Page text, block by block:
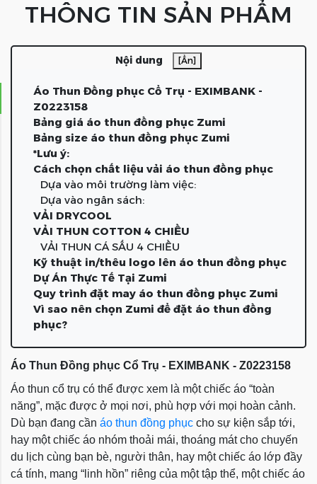
THÔNG TIN SẢN PHẨM
Nội dung [Ẩn]
Áo Thun Đồng phục Cổ Trụ - EXIMBANK -
Z0223158
Bảng giá áo thun đồng phục Zumi
Bảng size áo thun đồng phục Zumi
*Lưu ý:
Cách chọn chất liệu vải áo thun đồng phục
Dựa vào môi trường làm việc:
Dựa vào ngân sách:
VẢI DRYCOOL
VẢI THUN COTTON 4 CHIỀU
VẢI THUN CÁ SẤU 4 CHIỀU
Kỹ thuật in/thêu logo lên áo thun đồng phục
Dự Án Thực Tế Tại Zumi
Quy trình đặt may áo thun đồng phục Zumi
Vì sao nên chọn Zumi để đặt áo thun đồng
phục?
Áo Thun Đồng phục Cổ Trụ - EXIMBANK - Z0223158
Áo thun cổ trụ có thể được xem là một chiếc áo “toàn
năng”, mặc được ở mọi nơi, phù hợp với mọi hoàn cảnh.
Dù bạn đang cần áo thun đồng phục cho sự kiện sắp tới,
hay một chiếc áo nhóm thoải mái, thoáng mát cho chuyến
du lịch cùng bạn bè, người thân, hay một chiếc áo lớp đầy
cá tính, mang “linh hồn” riêng của một tập thể, một chiếc áo